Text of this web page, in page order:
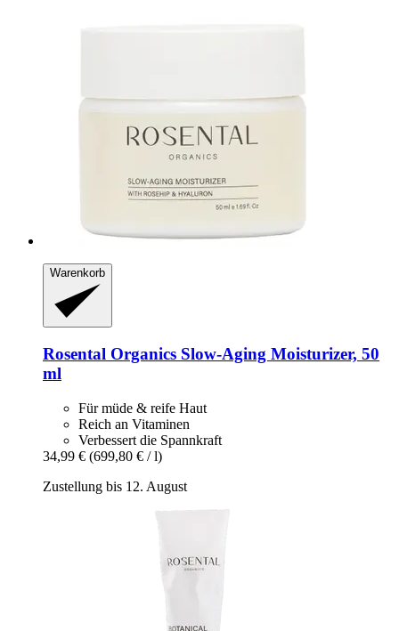
Warenkorb
Rosental Organics Slow-​Aging Moisturizer, 50
ml
Für müde & reife Haut
Reich an Vitaminen
Verbessert die Spannkraft
34,99 € (699,80 € / l)
Zustellung bis 12. August